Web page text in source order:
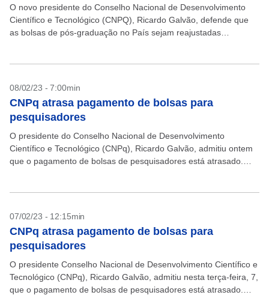
O novo presidente do Conselho Nacional de Desenvolvimento
Científico e Tecnológico (CNPQ), Ricardo Galvão, defende que
as bolsas de pós-graduação no País sejam reajustadas
08/02/23 - 7:00min
CNPq atrasa pagamento de bolsas para
pesquisadores
O presidente do Conselho Nacional de Desenvolvimento
Científico e Tecnológico (CNPq), Ricardo Galvão, admitiu ontem
que o pagamento de bolsas de pesquisadores está atrasado.
07/02/23 - 12:15min
CNPq atrasa pagamento de bolsas para
pesquisadores
O presidente Conselho Nacional de Desenvolvimento Científico e
Tecnológico (CNPq), Ricardo Galvão, admitiu nesta terça-feira, 7,
que o pagamento de bolsas de pesquisadores está atrasado.